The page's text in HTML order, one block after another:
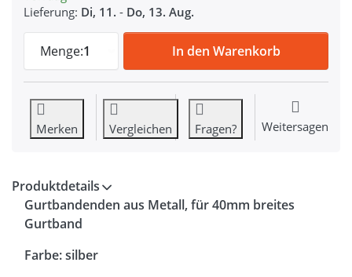
Lieferung: Di, 11. - Do, 13. Aug.
Menge:1
Gurtbandende aus Metall - 40mm breit -
In den Warenkorb
Merken Vergleichen Fragen? Weitersagen
Produktdetails
Gurtbandenden aus Metall, für 40mm breites
Gurtband
Farbe: silber